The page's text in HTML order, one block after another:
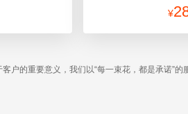
¥
的重要意义，我们以“每一束花，都是承诺”